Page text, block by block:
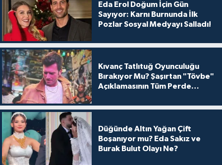
Eda Erol Doğum İçin Gün
Sayıyor: Karnı Burnunda İlk
Pozlar Sosyal Medyayı Salladı!
Kıvanç Tatlıtuğ Oyunculuğu
Bırakıyor Mu? Şaşırtan "Tövbe"
Açıklamasının Tüm Perde
Düğünde Altın Yağan Çift
Boşanıyor mu? Eda Sakız ve
Burak Bulut Olayı Ne?